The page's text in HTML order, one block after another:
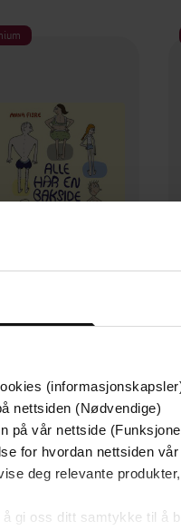
nettsiden (Nødvendige)
på vår nettside
for hvordan nettsiden
deg relevante
gi oss ditt samtykke til å
har en bakside